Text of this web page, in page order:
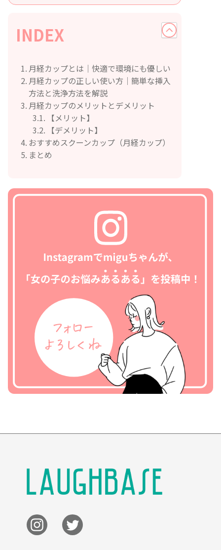
INDEX
月経カップとは｜快適で環境にも優しい
月経カップの正しい使い方｜簡単な挿入
方法と洗浄方法を解説
月経カップのメリットとデメリット
【メリット】
【デメリット】
おすすめスクーンカップ（月経カップ）
まとめ